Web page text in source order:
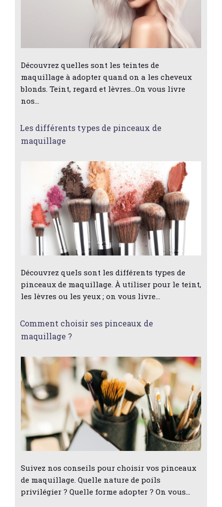
Découvrez quelles sont les teintes de
maquillage à adopter quand on a les cheveux
blonds. Teint, regard et lèvres...On vous livre
nos…
Les différents types de pinceaux de
maquillage
Découvrez quels sont les différents types de
pinceaux de maquillage. À utiliser pour le teint,
les lèvres ou les yeux ; on vous livre…
Comment choisir ses pinceaux de
maquillage ?
Suivez nos conseils pour choisir vos pinceaux
de maquillage. Quelle nature de poils
privilégier ? Quelle forme adopter ? On vous…